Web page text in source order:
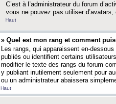
C’est à l’administrateur du forum
vous ne pouvez pas utiliser
Haut
» Quel est mon rang et comment
Les rangs, qui apparaissent en-
publiés ou identifient certains
modifier le texte des rangs du forum
y publiant inutilement seulement pour
ou un administrateur abaissera
Haut